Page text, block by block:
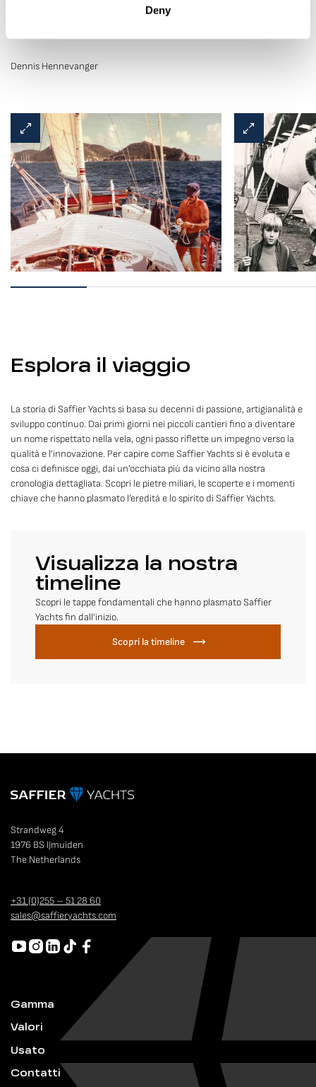
Deny
“Tutto ciò che volevamo era costruire
una barca per godersi una giornata di
Dennis Hennevanger
Esplora il viaggio
La storia di Saffier Yachts si basa su decenni di passione, artigianalità e
sviluppo continuo. Dai primi giorni nei piccoli cantieri fino a diventare
un nome rispettato nella vela, ogni passo riflette un impegno verso la
qualità e l’innovazione. Per capire come Saffier Yachts si è evoluta e
cosa ci definisce oggi, dai un’occhiata più da vicino alla nostra
cronologia dettagliata. Scopri le pietre miliari, le scoperte e i momenti
chiave che hanno plasmato l’eredità e lo spirito di Saffier Yachts.
Visualizza la nostra
timeline
Scopri le tappe fondamentali che hanno plasmato Saffier
Yachts fin dall’inizio.
Scopri la timeline
Strandweg 4
1976 BS IJmuiden
The Netherlands
+31 (0)255 – 51 28 60
sales@saffieryachts.com
Gamma
Valori
Usato
Contatti